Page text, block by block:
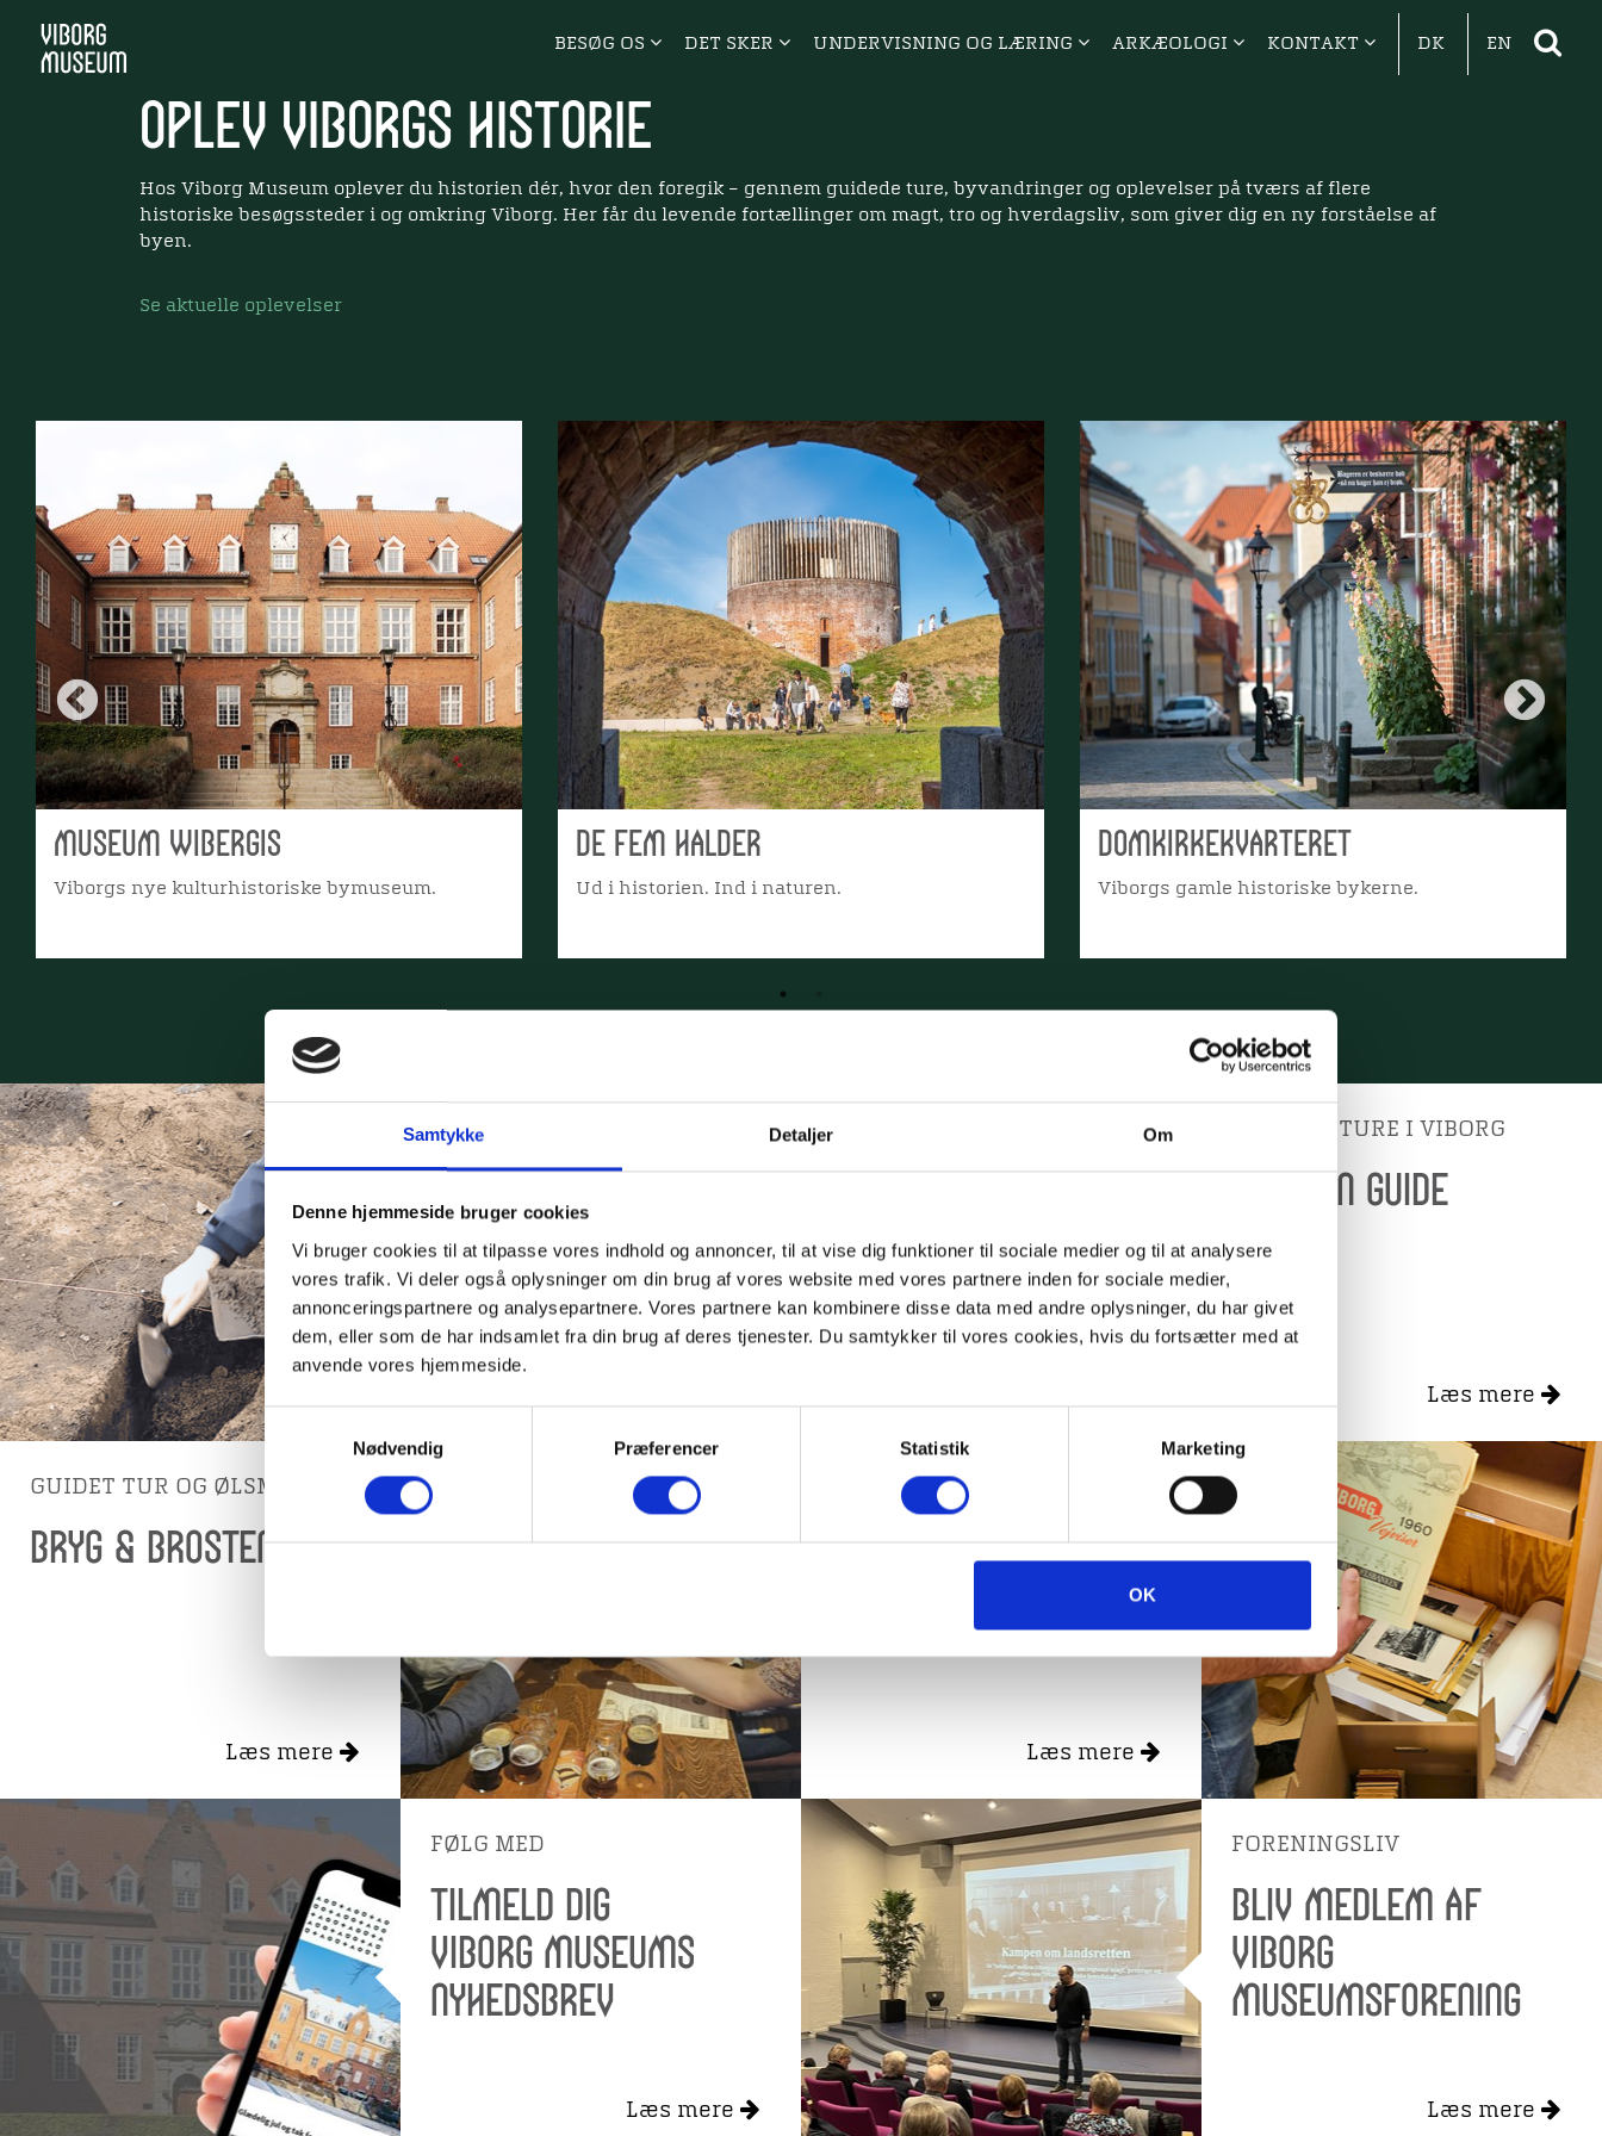
Samtykke Detaljer Om
Denne hjemmeside bruger cookies
Vi bruger cookies til at tilpasse vores indhold og annoncer, til at vise dig funktioner til sociale medier og til at analysere
vores trafik. Vi deler også oplysninger om din brug af vores website med vores partnere inden for sociale medier,
annonceringspartnere og analysepartnere. Vores partnere kan kombinere disse data med andre oplysninger, du har givet
dem, eller som de har indsamlet fra din brug af deres tjenester. Du samtykker til vores cookies, hvis du fortsætter med at
anvende vores hjemmeside.
Samtykkevalg
Nødvendig
Præferencer Statistik Marketing
OK
BESØG OS DET SKER UNDERVISNING OG LÆRING ARKÆOLOGI KONTAKT DK EN
Oplev Viborgs historie
Hos Viborg Museum oplever du historien dér, hvor den foregik – gennem guidede ture, byvandringer og oplevelser på tværs af flere
historiske besøgssteder i og omkring Viborg. Her får du levende fortællinger om magt, tro og hverdagsliv, som giver dig en ny forståelse af
byen.
Se aktuelle oplevelser
Museum Wibergis
Viborgs nye kulturhistoriske bymuseum.
De fem Halder
Ud i historien. Ind i naturen.
Domkirkekvarteret
Viborgs gamle historiske bykerne.
ARKÆOLOGI
Efter 49 år: Spor
af tidlig
trækirke fundet
GUIDEDE TURE I VIBORG
BOOK EN GUIDE
Læs mere
GUIDET TUR OG ØLSMAGNING
Bryg & Brosten
Læs mere
LOKALHISTORISK ARKIV
VIBORG
ARKIVET FLYTTER
Læs mere
FØLG MED
Tilmeld dig
Viborg Museums
nyhedsbrev
Læs mere
FORENINGSLIV
Bliv medlem af
Viborg
Museumsforening
Læs mere